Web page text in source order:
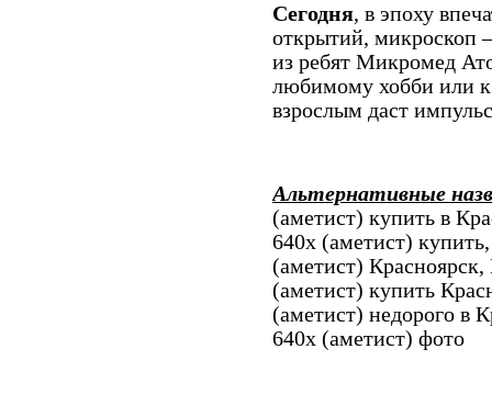
Сегодня, в эпоху
открытий, микроскоп
из ребят Микромед
любимому хобби или к
взрослым даст
Альтернативные
(аметист) купить в
640x (аметист)
(аметист)
(аметист) купить
(аметист) недорого в
640x (аметист) фото